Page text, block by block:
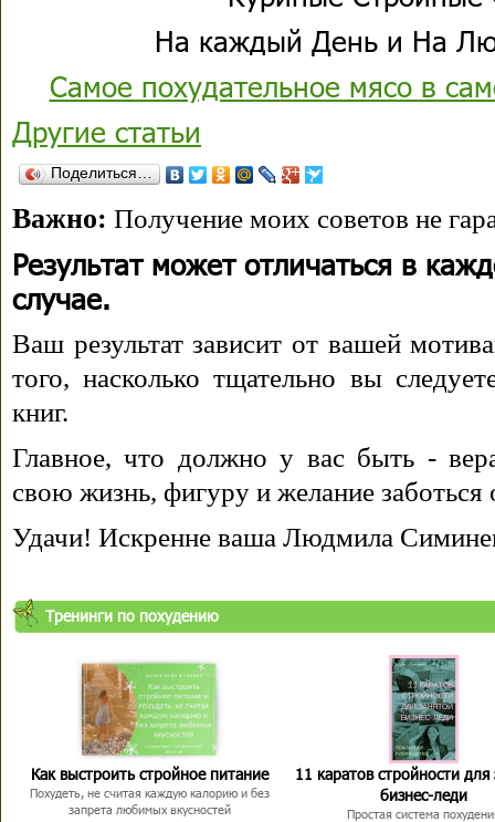
На каждый День и На
Самое похудательное мясо в
Другие статьи
Поделиться…
Важно: Получение моих советов не
Результат может отличаться в
случае.
Ваш результат зависит от вашей
того, насколько тщательно вы
книг.
Главное, что должно у вас быть -
свою жизнь, фигуру и желание заботься
Удачи! Искренне ваша Людмила
Тренинги по похудению
Как выстроить стройное питание
Похудеть, не считая каждую калорию и без
запрета любимых вкусностей
11 каратов стройности для
бизнес-леди
Простая система